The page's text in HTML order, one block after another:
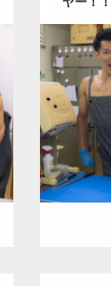
ンジ
ダウンロ